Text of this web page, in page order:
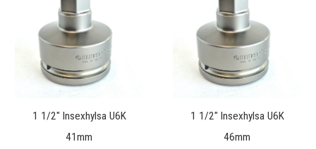
1 1/2" Insexhylsa U6K
41mm
1 1/2" Insexhylsa U6K
46mm